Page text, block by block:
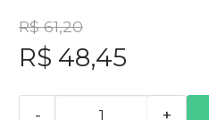
R$ 61,20
R$ 48,45
- +